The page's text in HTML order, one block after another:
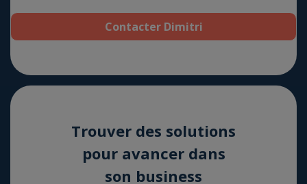
Contacter Dimitri
Trou­ver des solu­tions
pour avan­cer dans
son busi­ness